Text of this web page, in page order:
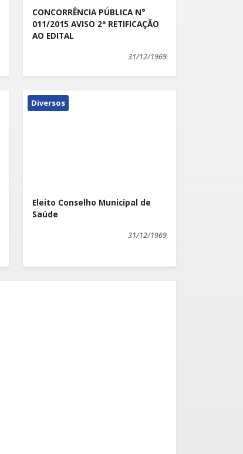
CONCORRÊNCIA PÚBLICA N°
011/2015 AVISO 2ª RETIFICAÇÃO
AO EDITAL
31/12/1969
Diversos
Eleito Conselho Municipal de
Saúde
31/12/1969